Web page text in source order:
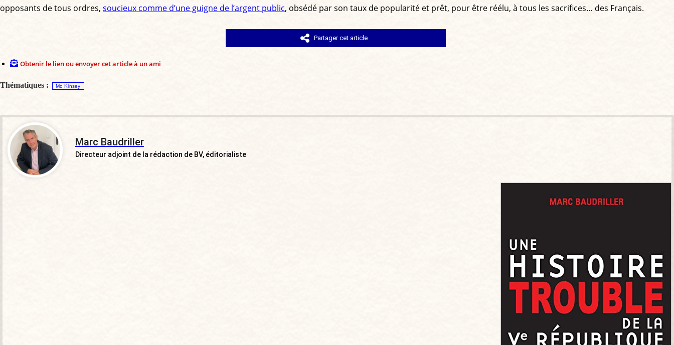
opposants de tous ordres, soucieux comme d’une guigne de l’argent public, obsédé par son taux de popularité et prêt, pour être réélu, à tous les sacrifices… des Français.
Partager cet article
Obtenir le lien ou envoyer cet article à un ami
Thématiques : Mc Kinsey
Marc Baudriller
Directeur adjoint de la rédaction de BV, éditorialiste